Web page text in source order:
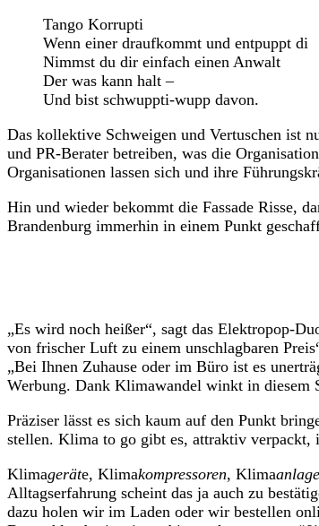
Tango Korrupti
Wenn einer draufkommt und entpuppt di
Nimmst du dir einfach einen Anwalt
Der was kann halt –
Und bist schwuppti-wupp davon.
Das kollektive Schweigen und Vertuschen ist
und PR-Berater betreiben, was die
Organisationen lassen sich und ihre
Hin und wieder bekommt die Fassade Risse,
Brandenburg immerhin in einem Punkt
„Es wird noch heißer“, sagt das Elektropop-
von frischer Luft zu einem unschlagbaren
„Bei Ihnen Zuhause oder im Büro ist es
Werbung. Dank Klimawandel winkt in diesem
Präziser lässt es sich kaum auf den Punkt
stellen. Klima to go gibt es, attraktiv verpackt,
Klimageräte, Klimakompressoren, Klimaanlage
Alltagserfahrung scheint das ja auch zu
dazu holen wir im Laden oder wir bestellen